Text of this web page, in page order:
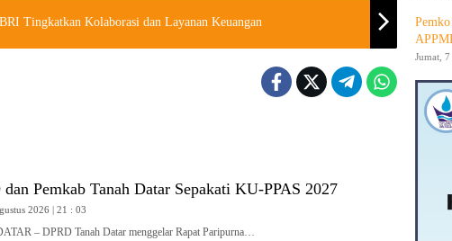
Tingkatkan Kolaborasi dan Layanan Keuangan
Pemkab Tanah Datar Sepakati KU-PPAS 2027
2026 | 21 : 03
– DPRD Tanah Datar menggelar Rapat Paripurna…
Jumat,